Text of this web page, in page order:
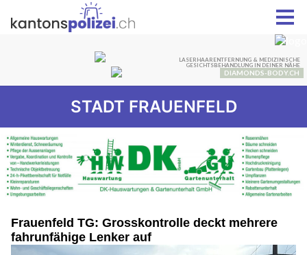
STADT FRAUENFELD
Frauenfeld TG: Grosskontrolle deckt mehrere
fahrunfähige Lenker auf